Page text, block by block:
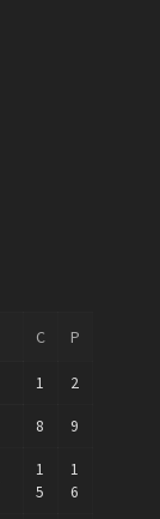
C P
1 2
8 9
1
5
1
6